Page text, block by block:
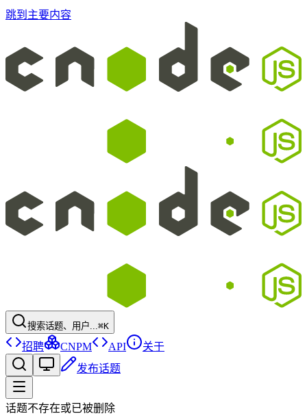
跳到主要内容
搜索话题、用户...⌘K
招聘 CNPM API
关于
发布话题
话题不存在或已被删除